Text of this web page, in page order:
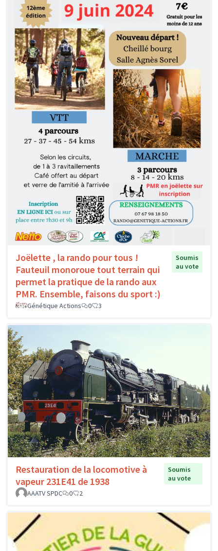
Joëlette , la rando pour tous !
Fauteuil monoroue tout terrain qui
permet la pratique de la rando aux
PMR. Ensemble, faisons du sport :)
Soumis
au vote
Génétique Actions 0 3
Restauration de la locomotive à
vapeur 231E41 de 1938
Soumis
au vote
AAATV SPDC
0 2